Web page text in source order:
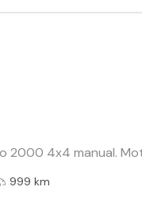
2000 4x4 manual.
999 km